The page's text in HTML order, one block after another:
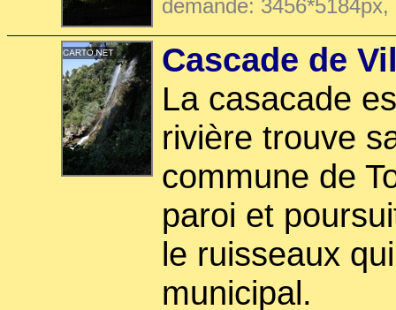
demande:
Cascade de
La casacade
rivière trouve
commune de
paroi et
le ruisseaux
municipal.